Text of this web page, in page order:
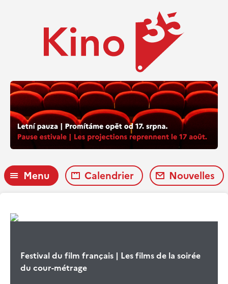
Menu Calendrier Nouvelles
Festival du film français | Les films de la soirée
du cour-métrage